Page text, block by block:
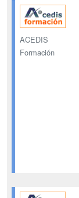
ACEDIS
Formación